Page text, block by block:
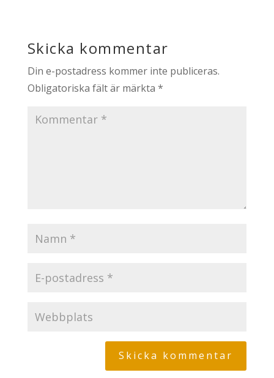
Skicka kommentar
Din e-postadress kommer inte publiceras.
Obligatoriska fält är märkta *